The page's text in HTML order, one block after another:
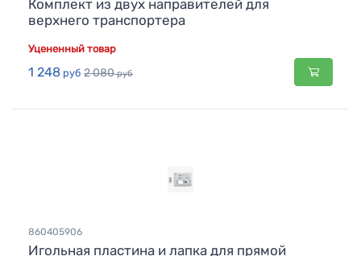
Комплект из двух направителей для
верхнего транспортера
Уцененный товар
1 248 руб 2 080руб
860405906
Игольная пластина и лапка для прямой